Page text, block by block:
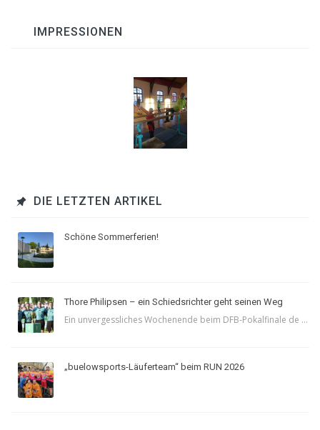
IMPRESSIONEN
DIE LETZTEN ARTIKEL
Schöne Sommerferien!
Thore Philipsen – ein Schiedsrichter geht seinen Weg
Ein unvergessliches Wochenende beim DFB-Pokalfinale de ...
„buelowsports-Läuferteam“ beim RUN 2026